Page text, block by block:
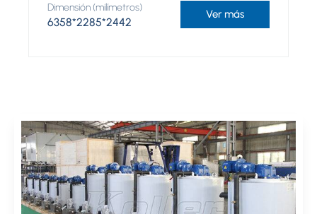
Dimensión (milímetros)
6358*2285*2442
Ver más